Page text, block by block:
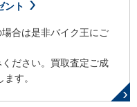
ント
合は是非バイク王にご
ださい。買取査定ご成
す。